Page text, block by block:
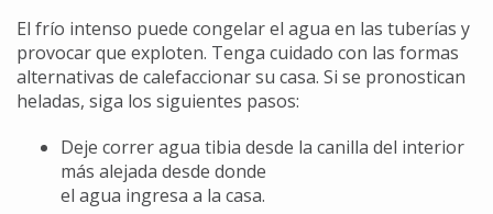
El frío intenso puede congelar el agua en las tuberías y
provocar que exploten. Tenga cuidado con las formas
alternativas de calefaccionar su casa. Si se pronostican
heladas, siga los siguientes pasos:
Deje correr agua tibia desde la canilla del interior
más alejada desde donde
el agua ingresa a la casa.